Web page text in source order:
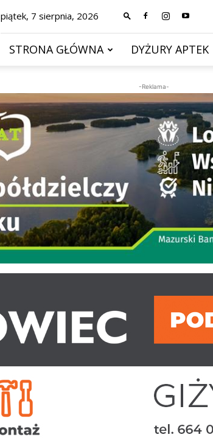
piątek, 7 sierpnia, 2026
STRONA GŁÓWNA DYŻURY APTEK
-Reklama-